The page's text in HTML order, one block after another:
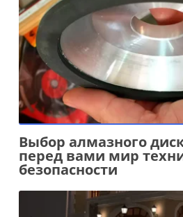
Выбор алмазного
перед вами мир
безопасности